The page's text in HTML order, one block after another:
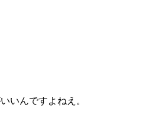
いんですよねえ。